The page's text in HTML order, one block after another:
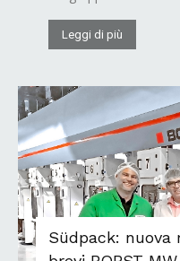
Leggi di più
Südpack: